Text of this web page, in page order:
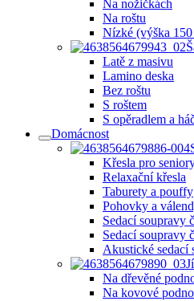
Na nožičkách
Na roštu
Nízké (výška
Latě z masivu
Lamino deska
Bez roštu
S roštem
S opěradlem a
Domácnost
Křesla pro
Relaxační křesla
Taburety a pouffy
Pohovky a
Sedací soupravy
Sedací soupravy
Akustické sedací
Na dřevěné
Na kovové